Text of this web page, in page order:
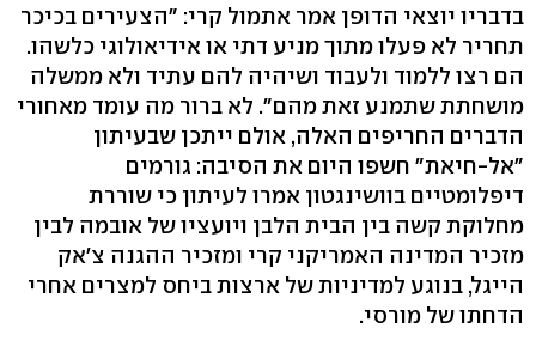
בדבריו יוצאי הדופן אמר אתמול קרי: "הצעירים בכיכר
תחריר לא פעלו מתוך מניע דתי או אידיאולוגי כלשהו.
הם רצו ללמוד ולעבוד ושיהיה להם עתיד ולא ממשלה
מושחתת שתמנע זאת מהם". לא ברור מה עומד מאחורי
הדברים החריפים האלה, אולם ייתכן שבעיתון
"אל-חיאת" חשפו היום את הסיבה: גורמים
דיפלומטיים בוושינגטון אמרו לעיתון כי שוררת
מחלוקת קשה בין הבית הלבן ויועציו של אובמה לבין
מזכיר המדינה האמריקני קרי ומזכיר ההגנה צ'אק
הייגל, בנוגע למדיניות של ארצות ביחס למצרים אחרי
הדחתו של מורסי.